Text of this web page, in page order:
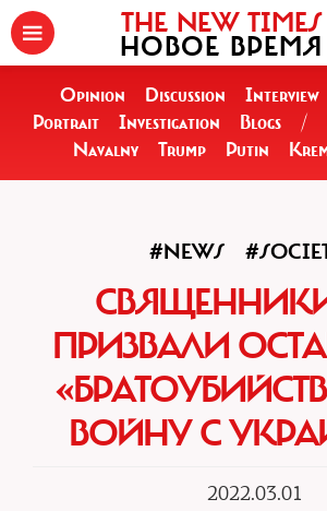
THE NEW TIMES
НОВОЕ ВРЕМЯ
Opinion Discussion Interview
Portrait
Investigation Blogs /
Navalny
Trump Putin
#NEWS
ПРИЗВАЛИ
ВОЙНУ С
2022.03.01